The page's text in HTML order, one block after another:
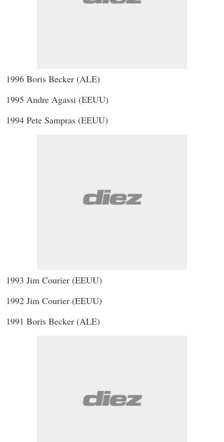
1996 Boris Becker (ALE)
1995 Andre Agassi (EEUU)
1994 Pete Sampras (EEUU)
1993 Jim Courier (EEUU)
1992 Jim Courier (EEUU)
1991 Boris Becker (ALE)